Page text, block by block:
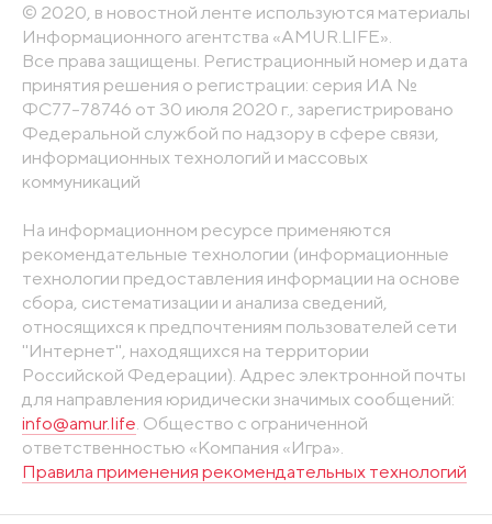
© 2020, в новостной ленте используются материалы
Информационного агентства «AMUR.LIFE».
Все права защищены. Регистрационный номер и дата
принятия решения о регистрации: серия ИА №
ФС77-78746 от 30 июля 2020 г., зарегистрировано
Федеральной службой по надзору в сфере связи,
информационных технологий и массовых
коммуникаций
На информационном ресурсе применяются
рекомендательные технологии (информационные
технологии предоставления информации на основе
сбора, систематизации и анализа сведений,
относящихся к предпочтениям пользователей сети
"Интернет", находящихся на территории
Российской Федерации). Адрес электронной почты
для направления юридически значимых сообщений:
info@amur.life. Общество с ограниченной
ответственностью «Компания «Игра».
Правила применения рекомендательных технологий